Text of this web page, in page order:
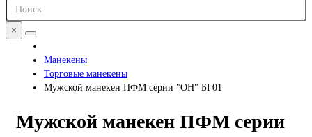
×
Манекены
Торговые манекены
Мужской манекен ПФМ серии "ОН" БГ01
Мужской манекен ПФМ серии